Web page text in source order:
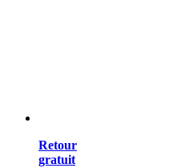
Retour
gratuit